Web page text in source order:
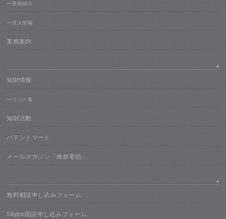
ー所員紹介
ー求人情報
業務案内
知財情報
ーリンク集
知財活動
パテントマート
メールマガジン「維新電信」
無料相談申し込みフォーム
Skype面談申し込みフォーム